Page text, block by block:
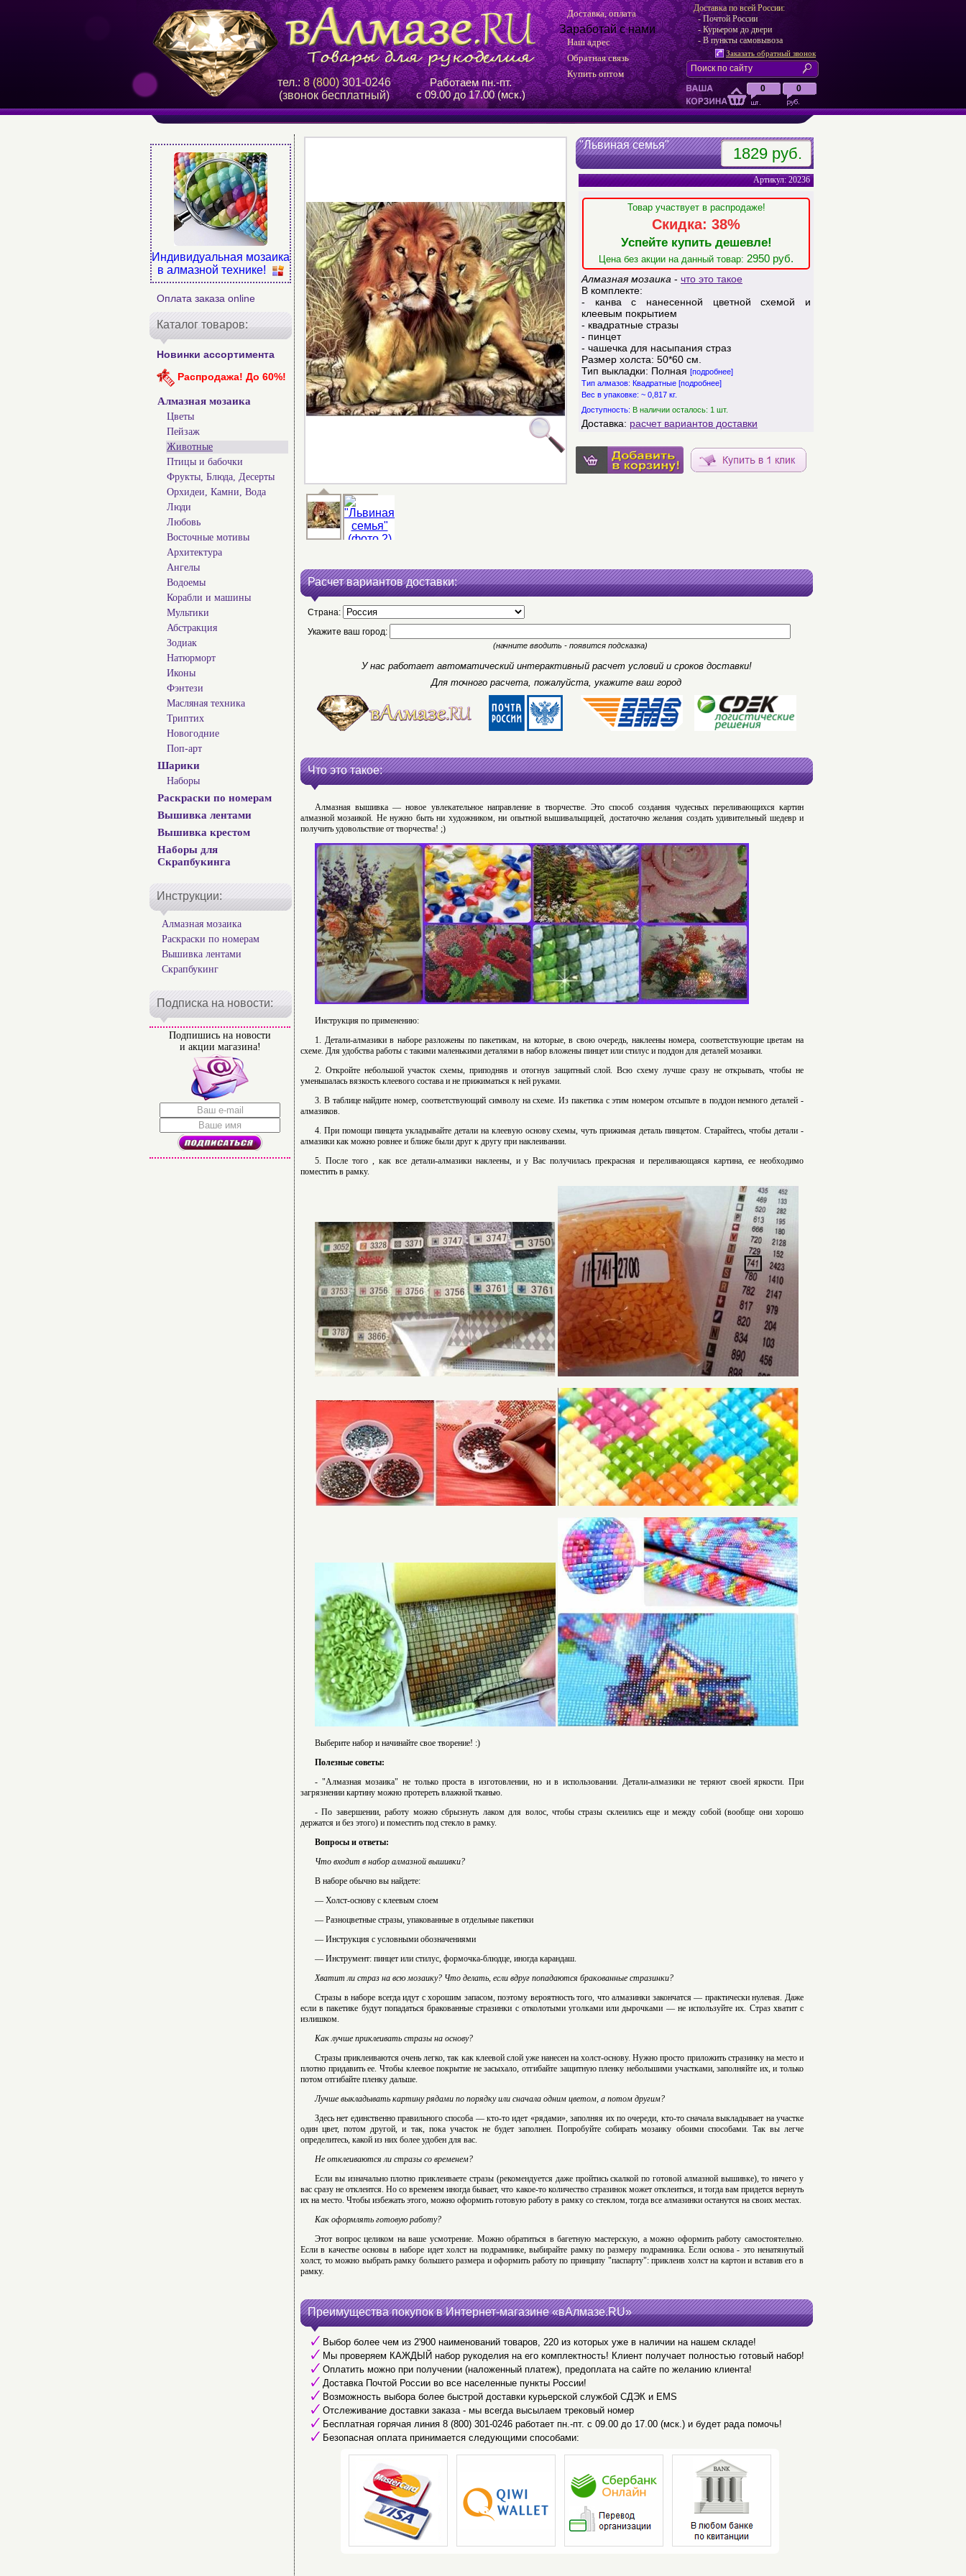
тел.:8 (800)301-0246
(звонок бесплатный)
Работаем пн.-пт.
с 09.00 до 17.00 (мск.)
Доставка, оплата
Заработай с нами
Наш адрес
Обратная связь
Купить оптом
Доставка по всей России:
- Почтой России
- Курьером до двери
- В пункты самовывоза
Заказать обратный звонок
0 0
Индивидуальная мозаика
в алмазной технике!
Оплата заказа online
Каталог товаров:
Новинки ассортимента
Распродажа! До 60%!
Алмазная мозаика
Цветы
Пейзаж
Животные
Птицы и бабочки
Фрукты, Блюда, Десерты
Орхидеи, Камни, Вода
Люди
Любовь
Восточные мотивы
Архитектура
Ангелы
Водоемы
Корабли и машины
Мультики
Абстракция
Зодиак
Натюрморт
Иконы
Фэнтези
Масляная техника
Триптих
Новогодние
Поп-арт
Шарики
Наборы
Раскраски по номерам
Вышивка лентами
Вышивка крестом
Наборы для
Скрапбукинга
Инструкции:
Алмазная мозаика
Раскраски по номерам
Вышивка лентами
Скрапбукинг
Подписка на новости:
Подпишись на новости
и акции магазина!
"Львиная семья" 1829 руб.
Артикул: 20236
Товар участвует в распродаже!
Скидка: 38%
Успейте купить дешевле!
Цена без акции на данный товар: 2950 руб.
Алмазная мозаика - что это такое
В комплекте:
- канва с нанесенной цветной схемой и
клеевым покрытием
- квадратные стразы
- пинцет
- чашечка для насыпания страз
Размер холста: 50*60 см.
Тип выкладки: Полная [подробнее]
Тип алмазов: Квадратные [подробнее]
Вес в упаковке: ~ 0,817 кг.
Доступность: В наличии осталось: 1 шт.
Доставка: расчет вариантов доставки
Расчет вариантов доставки:
Страна:
Укажите ваш город:
(начните вводить - появится подсказка)
У нас работает автоматический интерактивный расчет условий и сроков доставки!
Для точного расчета, пожалуйста, укажите ваш город
Что это такое:
Алмазная вышивка — новое увлекательное направление в творчестве. Это способ создания чудесных переливающихся картин
алмазной мозаикой. Не нужно быть ни художником, ни опытной вышивальщицей, достаточно желания создать удивительный шедевр и
получить удовольствие от творчества! ;)
Инструкция по применению:
1. Детали-алмазики в наборе разложены по пакетикам, на которые, в свою очередь, наклеены номера, соответствующие цветам на
схеме. Для удобства работы с такими маленькими деталями в набор вложены пинцет или стилус и поддон для деталей мозаики.
2. Откройте небольшой участок схемы, приподняв и отогнув защитный слой. Всю схему лучше сразу не открывать, чтобы не
уменьшалась вязкость клеевого состава и не прижиматься к ней руками.
3. В таблице найдите номер, соответствующий символу на схеме. Из пакетика с этим номером отсыпьте в поддон немного деталей -
алмазиков.
4. При помощи пинцета укладывайте детали на клеевую основу схемы, чуть прижимая деталь пинцетом. Старайтесь, чтобы детали -
алмазики как можно ровнее и ближе были друг к другу при наклеивании.
5. После того , как все детали-алмазики наклеены, и у Вас получилась прекрасная и переливающаяся картина, ее необходимо
поместить в рамку.
Выберите набор и начинайте свое творение! :)
Полезные советы:
- "Алмазная мозаика" не только проста в изготовлении, но и в использовании. Детали-алмазики не теряют своей яркости. При
загрязнении картину можно протереть влажной тканью.
- По завершении, работу можно сбрызнуть лаком для волос, чтобы стразы склеились еще и между собой (вообще они хорошо
держатся и без этого) и поместить под стекло в рамку.
Вопросы и ответы:
Что входит в набор алмазной вышивки?
В наборе обычно вы найдете:
— Холст-основу с клеевым слоем
— Разноцветные стразы, упакованные в отдельные пакетики
— Инструкция с условными обозначениями
— Инструмент: пинцет или стилус, формочка-блюдце, иногда карандаш.
Хватит ли страз на всю мозаику? Что делать, если вдруг попадаются бракованные стразинки?
Стразы в наборе всегда идут с хорошим запасом, поэтому вероятность того, что алмазинки закончатся — практически нулевая. Даже
если в пакетике будут попадаться бракованные стразинки с отколотыми уголками или дырочками — не используйте их. Страз хватит с
излишком.
Как лучше приклеивать стразы на основу?
Стразы приклеиваются очень легко, так как клеевой слой уже нанесен на холст-основу. Нужно просто приложить стразинку на место и
плотно придавить ее. Чтобы клеевое покрытие не засыхало, отгибайте защитную пленку небольшими участками, заполняйте их, и только
потом отгибайте пленку дальше.
Лучше выкладывать картину рядами по порядку или сначала одним цветом, а потом другим?
Здесь нет единственно правильного способа — кто-то идет «рядами», заполняя их по очереди, кто-то сначала выкладывает на участке
один цвет, потом другой, и так, пока участок не будет заполнен. Попробуйте собирать мозаику обоими способами. Так вы легче
определитесь, какой из них более удобен для вас.
Не отклеиваются ли стразы со временем?
Если вы изначально плотно приклеиваете стразы (рекомендуется даже пройтись скалкой по готовой алмазной вышивке), то ничего у
вас сразу не отклеится. Но со временем иногда бывает, что какое-то количество стразинок может отклеиться, и тогда вам придется вернуть
их на место. Чтобы избежать этого, можно оформить готовую работу в рамку со стеклом, тогда все алмазинки останутся на своих местах.
Как оформлять готовую работу?
Этот вопрос целиком на ваше усмотрение. Можно обратиться в багетную мастерскую, а можно оформить работу самостоятельно.
Если в качестве основы в наборе идет холст на подрамнике, выбирайте рамку по размеру подрамника. Если основа - это ненатянутый
холст, то можно выбрать рамку большего размера и оформить работу по принципу "паспарту": приклеив холст на картон и вставив его в
рамку.
Преимущества покупок в Интернет-магазине «вАлмазе.RU»
Выбор более чем из 2'900 наименований товаров, 220 из которых уже в наличии на нашем складе!
Мы проверяем КАЖДЫЙ набор рукоделия на его комплектность! Клиент получает полностью готовый набор!
Оплатить можно при получении (наложенный платеж), предоплата на сайте по желанию клиента!
Доставка Почтой России во все населенные пункты России!
Возможность выбора более быстрой доставки курьерской службой СДЭК и EMS
Отслеживание доставки заказа - мы всегда высылаем трековый номер
Бесплатная горячая линия 8 (800) 301-0246 работает пн.-пт. с 09.00 до 17.00 (мск.) и будет рада помочь!
Безопасная оплата принимается следующими способами: